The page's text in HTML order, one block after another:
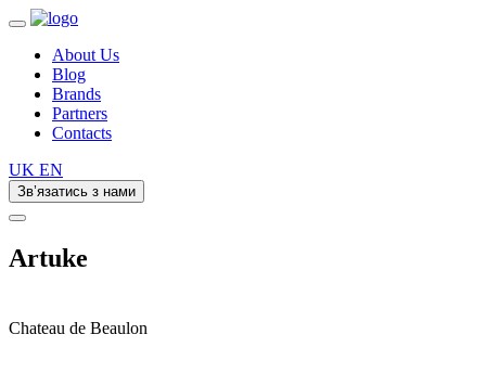
About Us
Blog
Brands
Partners
Contacts
UK EN
Зв’язатись з нами
Artuke
Chateau de Beaulon